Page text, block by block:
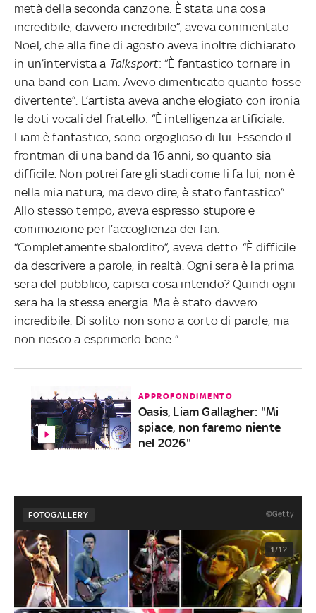
metà della seconda canzone. È stata una cosa
incredibile, davvero incredibile”, aveva commentato
Noel, che alla fine di agosto aveva inoltre dichiarato
in un’intervista a Talksport: “È fantastico tornare in
una band con Liam. Avevo dimenticato quanto fosse
divertente”. L’artista aveva anche elogiato con ironia
le doti vocali del fratello: “È intelligenza artificiale.
Liam è fantastico, sono orgoglioso di lui. Essendo il
frontman di una band da 16 anni, so quanto sia
difficile. Non potrei fare gli stadi come li fa lui, non è
nella mia natura, ma devo dire, è stato fantastico”.
Allo stesso tempo, aveva espresso stupore e
commozione per l’accoglienza dei fan.
“Completamente sbalordito”, aveva detto. “È difficile
da descrivere a parole, in realtà. Ogni sera è la prima
sera del pubblico, capisci cosa intendo? Quindi ogni
sera ha la stessa energia. Ma è stato davvero
incredibile. Di solito non sono a corto di parole, ma
non riesco a esprimerlo bene “.
APPROFONDIMENTO
Oasis, Liam Gallagher: "Mi
spiace, non faremo niente
nel 2026"
FOTOGALLERY ©Getty
1/12